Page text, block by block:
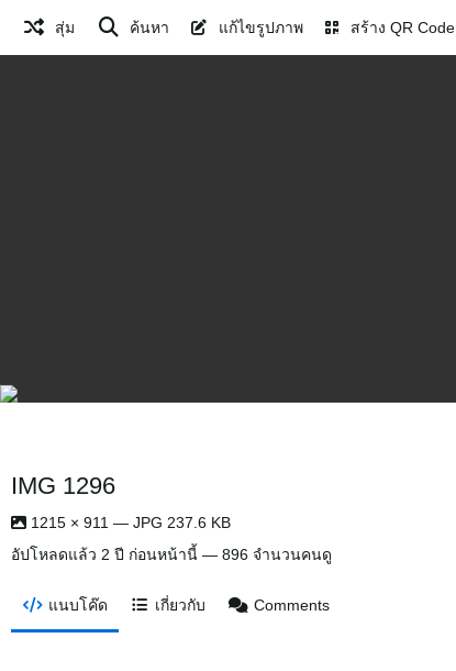
สุ่ม ค้นหา แก้ไขรูปภาพ สร้าง QR Code
IMG 1296
1215 × 911 — JPG 237.6 KB
อัปโหลดแล้ว 2 ปี ก่อนหน้านี้ — 896 จำนวนคนดู
แนบโค๊ด เกี่ยวกับ Comments